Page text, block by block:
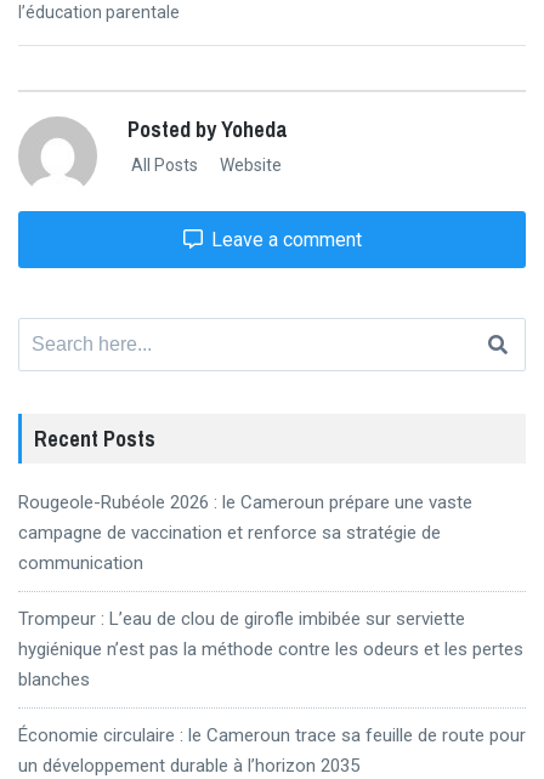
post:
l’éducation parentale
Posted by Yoheda
All Posts Website
Leave a comment
Search
Recent Posts
Rougeole-Rubéole 2026 : le Cameroun prépare une vaste
campagne de vaccination et renforce sa stratégie de
communication
Trompeur : L’eau de clou de girofle imbibée sur serviette
hygiénique n’est pas la méthode contre les odeurs et les pertes
blanches
Économie circulaire : le Cameroun trace sa feuille de route pour
un développement durable à l’horizon 2035